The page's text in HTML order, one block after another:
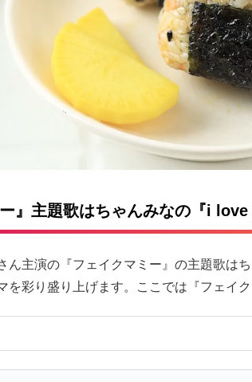
』主題歌はちゃんみなの『i love
ん主演の『フェイクマミー』の主題歌は
を彩り盛り上げます。ここでは『フェイ